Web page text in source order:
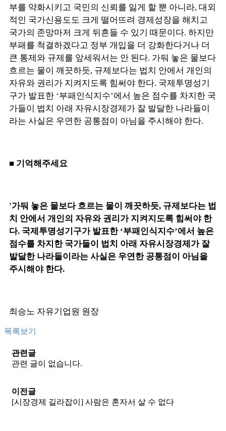
부를 약화시키고 국민의 신뢰를 잃게 할 뿐 아니라, 대외
적인 국가신용도도 크게 떨어뜨려 경제성장을 해치고
국가의 존망마저 크게 뒤흔들 수 있기 때문이다. 하지만
부패를 척결하겠다고 정부 개입을 더 강화한다거나 더
큰 통제와 규제를 앞세워서는 안 된다. 가둬 놓은 물보다
흐르는 물이 깨끗하듯, 규제보다는 법치 안에서 개인의
자유와 권리가 지켜지도록 힘써야 한다. 국제투명성기
구가 발표한 ‘부패인식지수’에서 높은 점수를 차지한 국
가들이 법치 아래 자유시장경제가 잘 발달한 나라들이
라는 사실은 우연한 공통점이 아님을 주시해야 한다.
■ 기억해주세요
'가둬 놓은 물보다 흐르는 물이 깨끗하듯, 규제보다는 법
치 안에서 개인의 자유와 권리가 지켜지도록 힘써야 한
다. 국제투명성기구가 발표한 ‘부패인식지수’에서 높은
점수를 차지한 국가들이 법치 아래 자유시장경제가 잘
발달한 나라들이라는 사실은 우연한 공통점이 아님을
주시해야 한다.
최승노 자유기업원 원장
목록보기
관련글
관련 글이 없습니다.
이전글
[시장경제 길라잡이] 사람은 혼자서 살 수 없다